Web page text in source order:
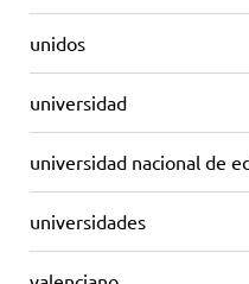
unidos
universidad
universidad nacional de
universidades